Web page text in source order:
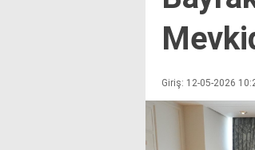
Giriş: 12-05-2026